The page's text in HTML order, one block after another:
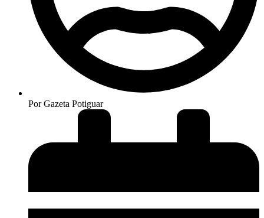
PorGazeta Potiguar